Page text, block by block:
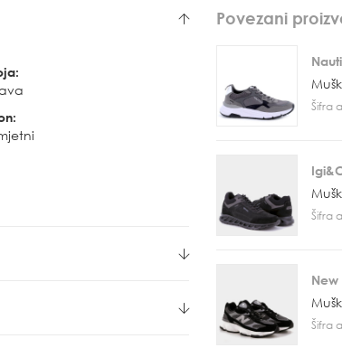
Povezani
Šifra
Šifra
Šifra